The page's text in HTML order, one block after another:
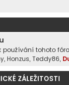
používání tohoto
, Honzus, Teddy86,
ZÁLEŽITOSTI